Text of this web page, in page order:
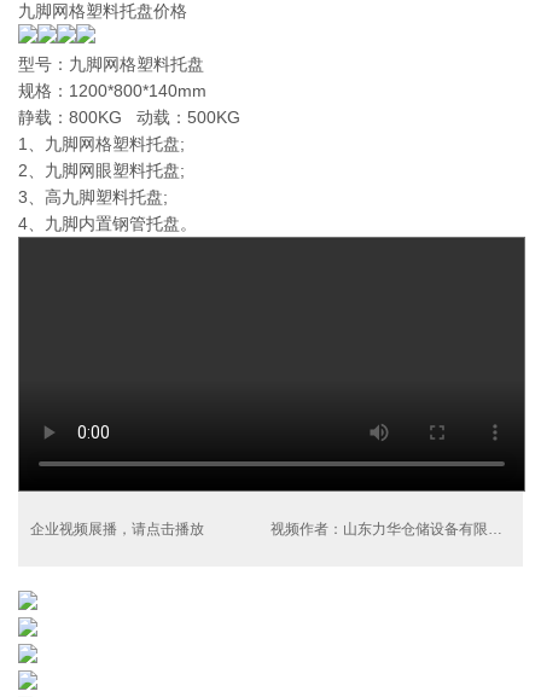
九脚网格塑料托盘价格
型号：九脚网格塑料托盘
规格：1200*800*140mm
静载：800KG 动载：500KG
1、九脚网格塑料托盘;
2、九脚网眼塑料托盘;
3、高九脚塑料托盘;
4、九脚内置钢管托盘。
企业视频展播，请点击播放 视频作者：山东力华仓储设备有限公司